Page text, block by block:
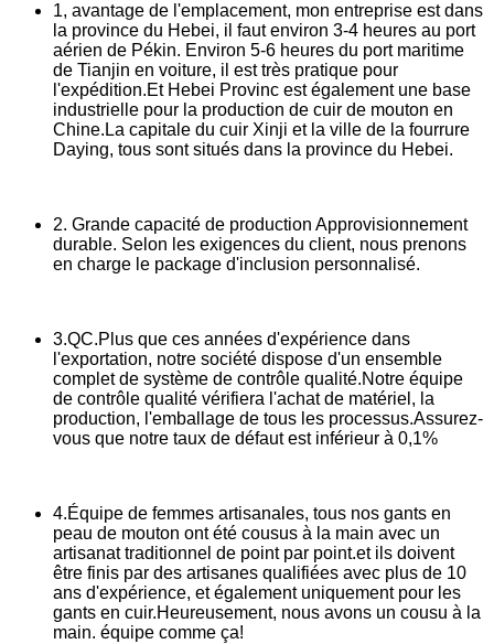
1, avantage de l'emplacement, mon entreprise est dans
la province du Hebei, il faut environ 3-4 heures au port
aérien de Pékin. Environ 5-6 heures du port maritime
de Tianjin en voiture, il est très pratique pour
l'expédition.Et Hebei Provinc est également une base
industrielle pour la production de cuir de mouton en
Chine.La capitale du cuir Xinji et la ville de la fourrure
Daying, tous sont situés dans la province du Hebei.
2. Grande capacité de production Approvisionnement
durable. Selon les exigences du client, nous prenons
en charge le package d'inclusion personnalisé.
3.QC.Plus que ces années d'expérience dans
l'exportation, notre société dispose d'un ensemble
complet de système de contrôle qualité.Notre équipe
de contrôle qualité vérifiera l'achat de matériel, la
production, l'emballage de tous les processus.Assurez-
vous que notre taux de défaut est inférieur à 0,1%
4.Équipe de femmes artisanales, tous nos gants en
peau de mouton ont été cousus à la main avec un
artisanat traditionnel de point par point.et ils doivent
être finis par des artisanes qualifiées avec plus de 10
ans d'expérience, et également uniquement pour les
gants en cuir.Heureusement, nous avons un cousu à la
main. équipe comme ça!